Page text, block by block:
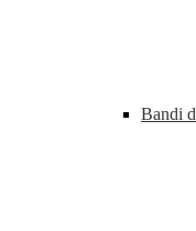
Bandi